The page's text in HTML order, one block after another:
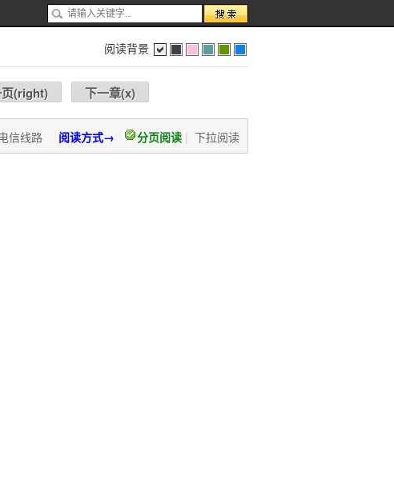
阅读背景
色 灰 红 蓝 绿 蓝
(right) 下一章(x)
阅读方式→ 分页阅读 | 下拉阅读
信线路